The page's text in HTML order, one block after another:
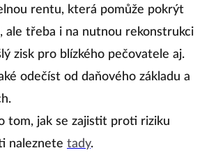
rentu, která pomůže pokrýt
ale třeba i na nutnou rekonstrukci
zisk pro blízkého pečovatele aj.
odečíst od daňového základu a
tom, jak se zajistit proti riziku
naleznete tady.